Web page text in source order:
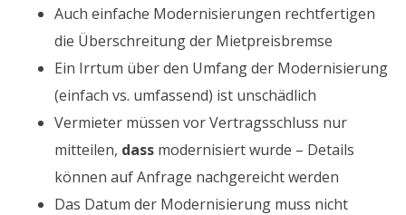
Auch einfache Modernisierungen rechtfertigen
die Überschreitung der Mietpreisbremse
Ein Irrtum über den Umfang der Modernisierung
(einfach vs. umfassend) ist unschädlich
Vermieter müssen vor Vertragsschluss nur
mitteilen, dass modernisiert wurde – Details
können auf Anfrage nachgereicht werden
Das Datum der Modernisierung muss nicht